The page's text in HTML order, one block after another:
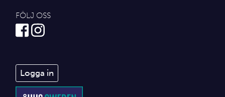
Idrottsföreningar
Media
FÖLJ OSS
Logga in